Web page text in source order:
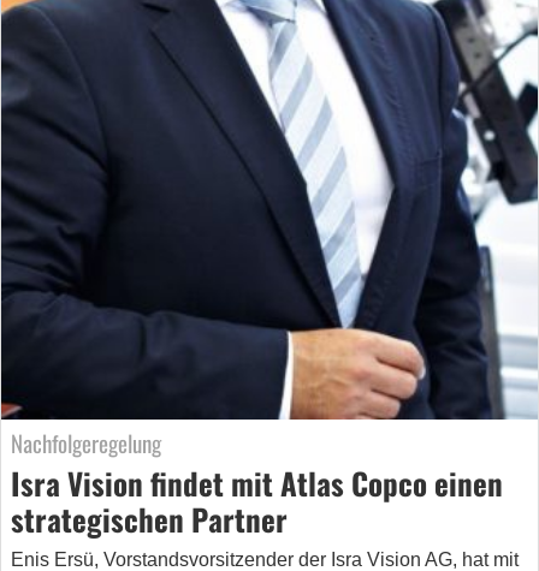
Nachfolgeregelung
Isra Vision findet mit Atlas Copco einen
strategischen Partner
Enis Ersü, Vorstandsvorsitzender der Isra Vision AG, hat mit